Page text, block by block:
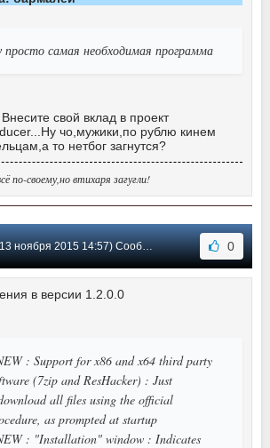
просто самая необходимая программа
свой вклад в проект
чо,мужики,по рублю кинем
то нетбог загнутся?
по-своему,но втихаря загугли!
ноября 2015 14:57) Сообщение #6 0
в версии 1.2.0.0
: Support for x86 and x64 third party
(7zip and ResHacker) : Just
all files using the official
as prompted at startup
: "Installation" window : Indicates